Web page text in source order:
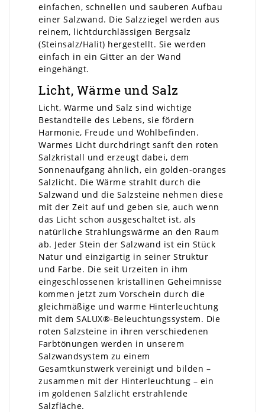
einfachen, schnellen und sauberen Aufbau
einer Salzwand. Die Salzziegel werden aus
reinem, lichtdurchlässigen Bergsalz
(Steinsalz/Halit) hergestellt. Sie werden
einfach in ein Gitter an der Wand
eingehängt.
Licht, Wärme und Salz
Licht, Wärme und Salz sind wichtige
Bestandteile des Lebens, sie fördern
Harmonie, Freude und Wohlbefinden.
Warmes Licht durchdringt sanft den roten
Salzkristall und erzeugt dabei, dem
Sonnenaufgang ähnlich, ein golden-oranges
Salzlicht. Die Wärme strahlt durch die
Salzwand und die Salzsteine nehmen diese
mit der Zeit auf und geben sie, auch wenn
das Licht schon ausgeschaltet ist, als
natürliche Strahlungswärme an den Raum
ab. Jeder Stein der Salzwand ist ein Stück
Natur und einzigartig in seiner Struktur
und Farbe. Die seit Urzeiten in ihm
eingeschlossenen kristallinen Geheimnisse
kommen jetzt zum Vorschein durch die
gleichmäßige und warme Hinterleuchtung
mit dem SALUX®-Beleuchtungssystem. Die
roten Salzsteine in ihren verschiedenen
Farbtönungen werden in unserem
Salzwandsystem zu einem
Gesamtkunstwerk vereinigt und bilden –
zusammen mit der Hinterleuchtung – ein
im goldenen Salzlicht erstrahlende
Salzfläche.